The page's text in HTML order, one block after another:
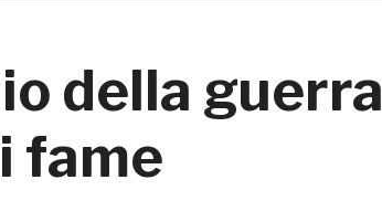
della guerra
fame